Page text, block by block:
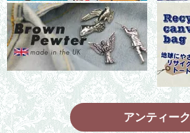
アンティーク